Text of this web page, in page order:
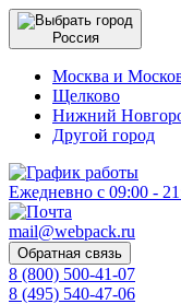
Россия
Москва и
Щелково
Нижний
Другой город
Ежедневно с 09:00 -
mail@webpack.ru
Обратная связь
8 (800) 500-41-07
8 (495) 540-47-06